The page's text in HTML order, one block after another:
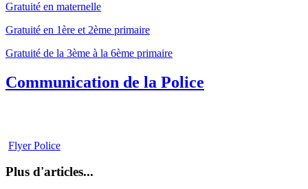
Gratuité en maternelle
Gratuité en 1ère et 2ème primaire
Gratuité de la 3ème à la 6ème primaire
Communication de la Police
Flyer Police
Plus d'articles...